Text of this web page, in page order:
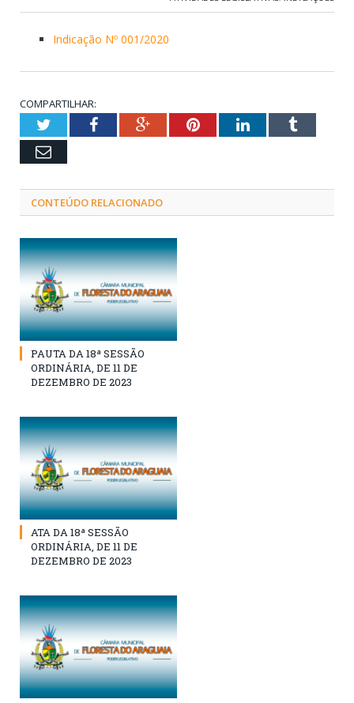
Indicação Nº 001/2020
COMPARTILHAR:
TwitterFacebookGoogle+PinterestLinkedInTumblr
Email
CONTEÚDO RELACIONADO
PAUTA DA 18ª SESSÃO
ORDINÁRIA, DE 11 DE
DEZEMBRO DE 2023
ATA DA 18ª SESSÃO
ORDINÁRIA, DE 11 DE
DEZEMBRO DE 2023